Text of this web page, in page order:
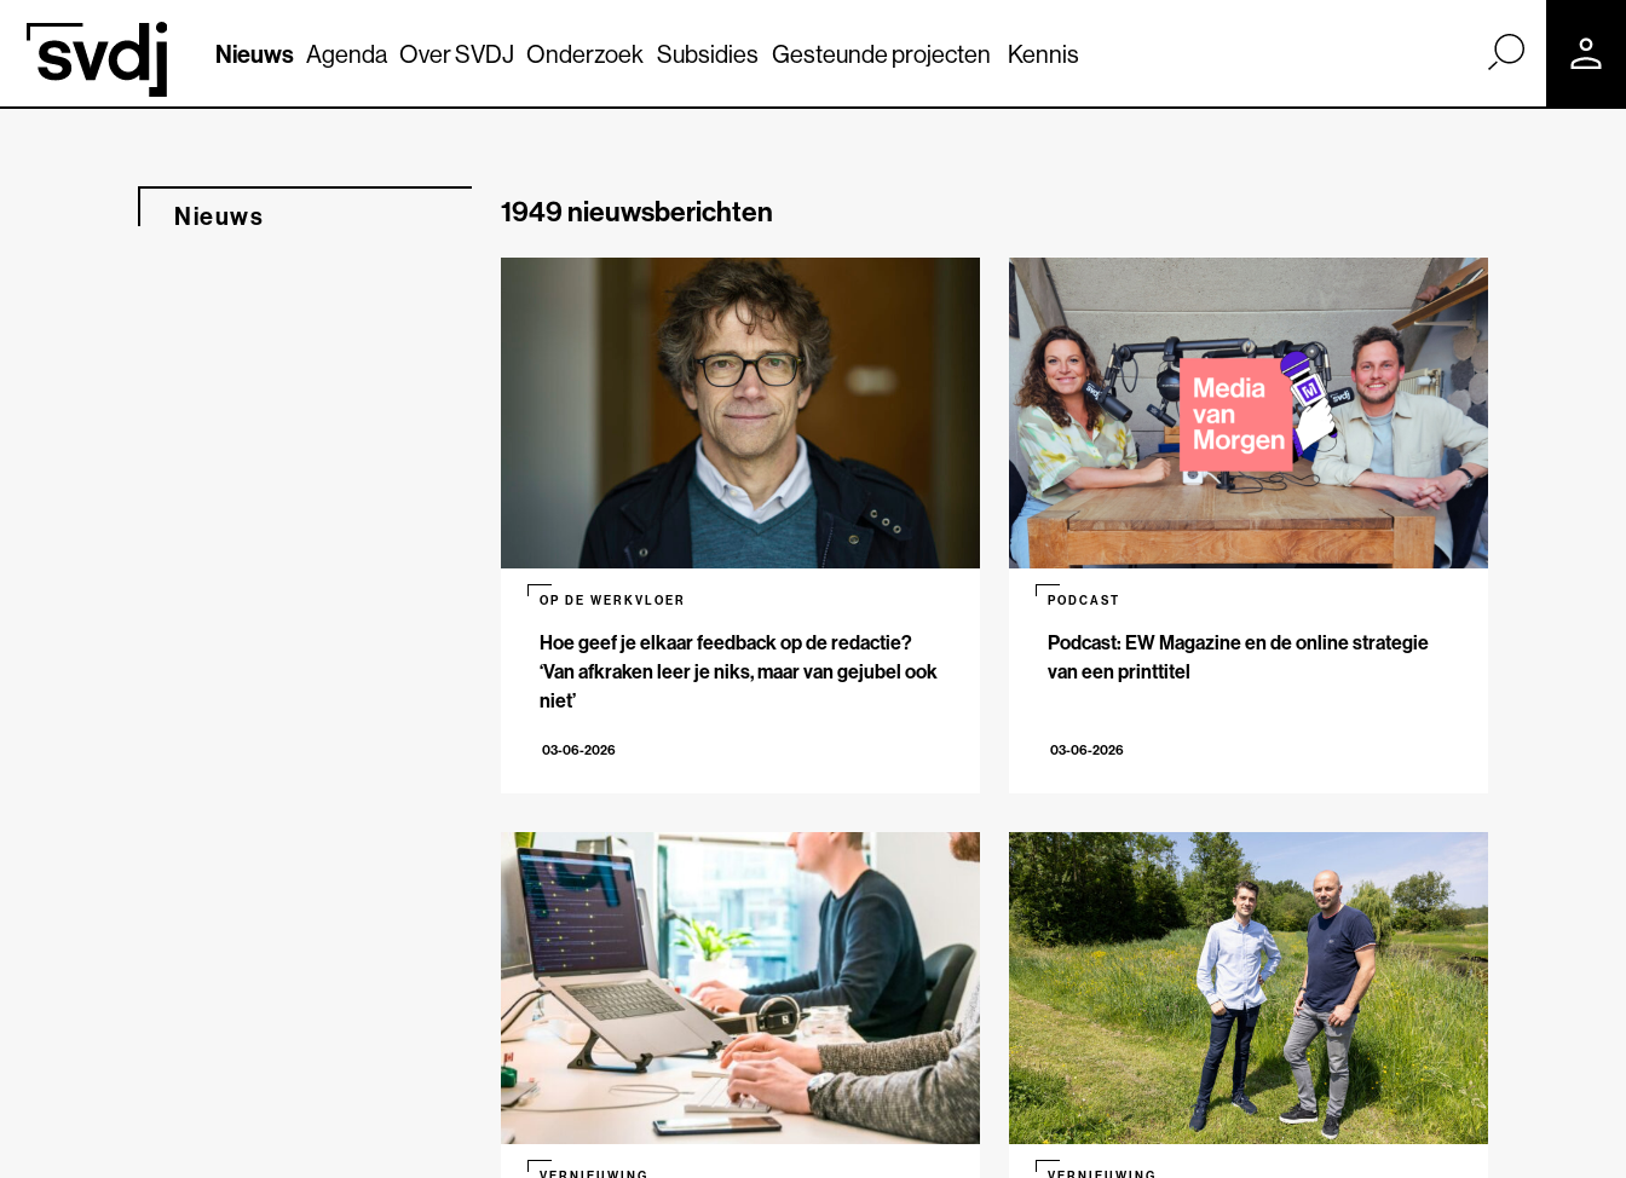
Naar hoofdinhoud
Nieuws Agenda Over SVDJ Onderzoek Subsidies Gesteunde projecten Kennis
Nieuws 1949 nieuwsberichten
Hoe geef je elkaar feedback op de redactie?
‘Van afkraken leer je niks, maar van gejubel ook
niet’
OP DE WERKVLOER
03-06-2026
Podcast: EW Magazine en de online strategie
van een printtitel
PODCAST
03-06-2026